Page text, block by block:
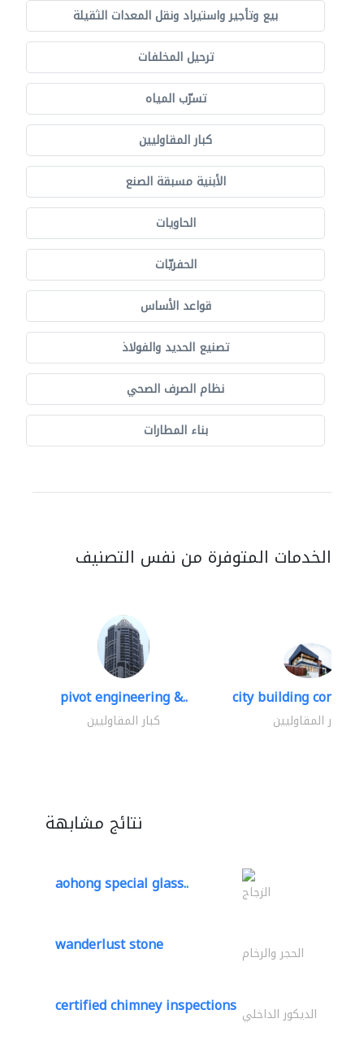
بيع وتأجير واستيراد ونقل المعدات الثقيلة
ترحيل المخلفات
تسرّب المياه
كبار المقاوليين
الأبنية مسبقة الصنع
الحاويات
الحفريّات
قواعد الأساس
تصنيع الحديد والفولاذ
نظام الصرف الصحي
بناء المطارات
الخدمات المتوفرة من نفس التصنيف
pivot engineering &..
كبار المقاوليين
city building
كبار المقاوليين
نتائج مشابهة
aohong special glass.. الزجاج
wanderlust stone الحجر والرخام
certified chimney inspections الديكور الداخلي